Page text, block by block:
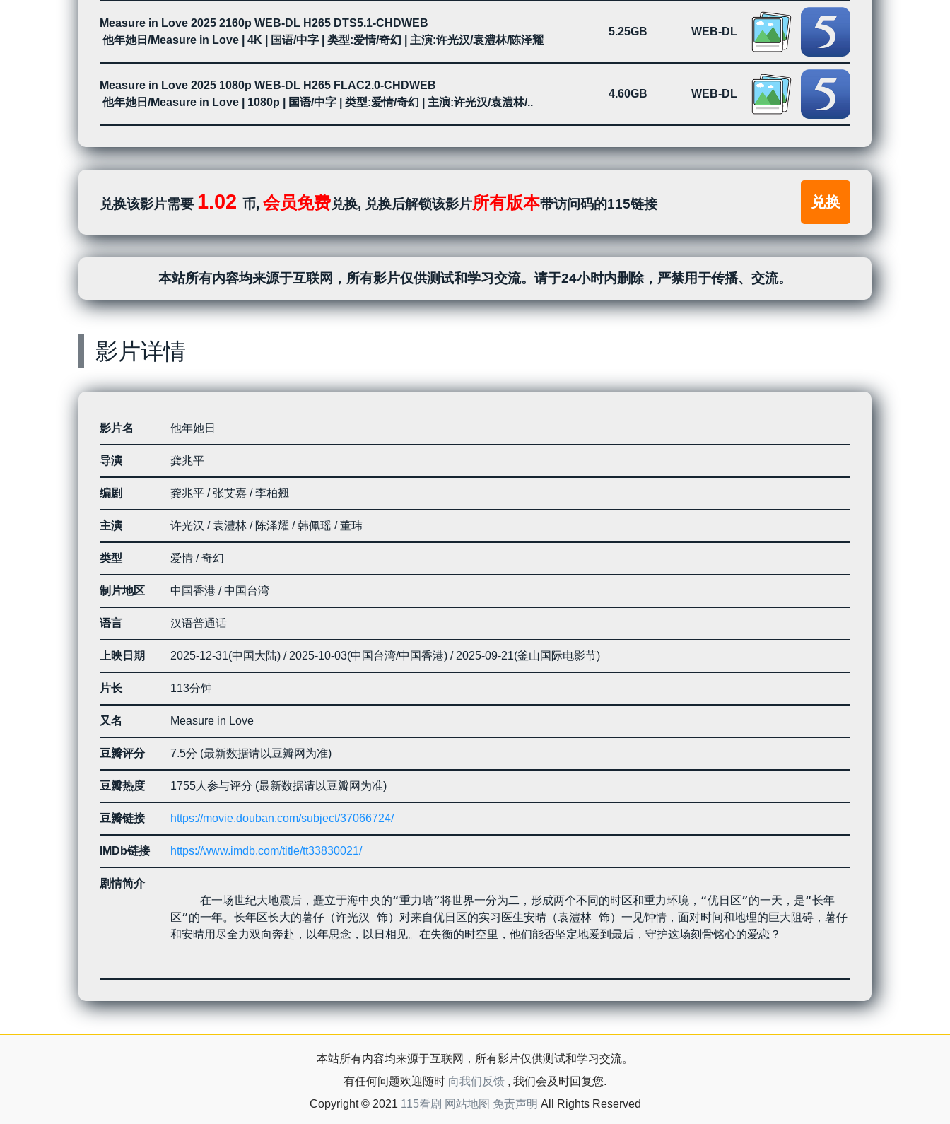
Measure in Love 2025 2160p WEB-DL H265 DTS5.1-CHDWEB
他年她日/Measure in Love | 4K | 国语/中字 | 类型:爱情/奇幻 | 主演:许光汉/袁澧林/陈泽耀
5.25GB WEB-DL
Measure in Love 2025 1080p WEB-DL H265 FLAC2.0-CHDWEB
他年她日/Measure in Love | 1080p | 国语/中字 | 类型:爱情/奇幻 | 主演:许光汉/袁澧林/..
4.60GB WEB-DL
兑换该影片需要 1.02 币, 会员免费兑换, 兑换后解锁该影片所有版本带访问码的115链接 兑换
本站所有内容均来源于互联网，所有影片仅供测试和学习交流。请于24小时内删除，严禁用于传播、交流。
影片详情
影片名 他年她日
导演 龚兆平
编剧 龚兆平 / 张艾嘉 / 李柏翘
主演 许光汉 / 袁澧林 / 陈泽耀 / 韩佩瑶 / 董玮
类型 爱情 / 奇幻
制片地区 中国香港 / 中国台湾
语言 汉语普通话
上映日期 2025-12-31(中国大陆) / 2025-10-03(中国台湾/中国香港) / 2025-09-21(釜山国际电影节)
片长 113分钟
又名 Measure in Love
豆瓣评分 7.5分 (最新数据请以豆瓣网为准)
豆瓣热度 1755人参与评分 (最新数据请以豆瓣网为准)
豆瓣链接 https://movie.douban.com/subject/37066724/
IMDb链接 https://www.imdb.com/title/tt33830021/
剧情简介
区”的一年。长年区长大的薯仔（许光汉 饰）对来自优日区的实习医生安晴（袁澧林 饰）一见钟情，面对时间和地理的巨大阻碍，薯仔
和安晴用尽全力双向奔赴，以年思念，以日相见。在失衡的时空里，他们能否坚定地爱到最后，守护这场刻骨铭心的爱恋？
本站所有内容均来源于互联网，所有影片仅供测试和学习交流。
有任何问题欢迎随时 向我们反馈 , 我们会及时回复您.
Copyright © 2021 115看剧 网站地图 免责声明 All Rights Reserved